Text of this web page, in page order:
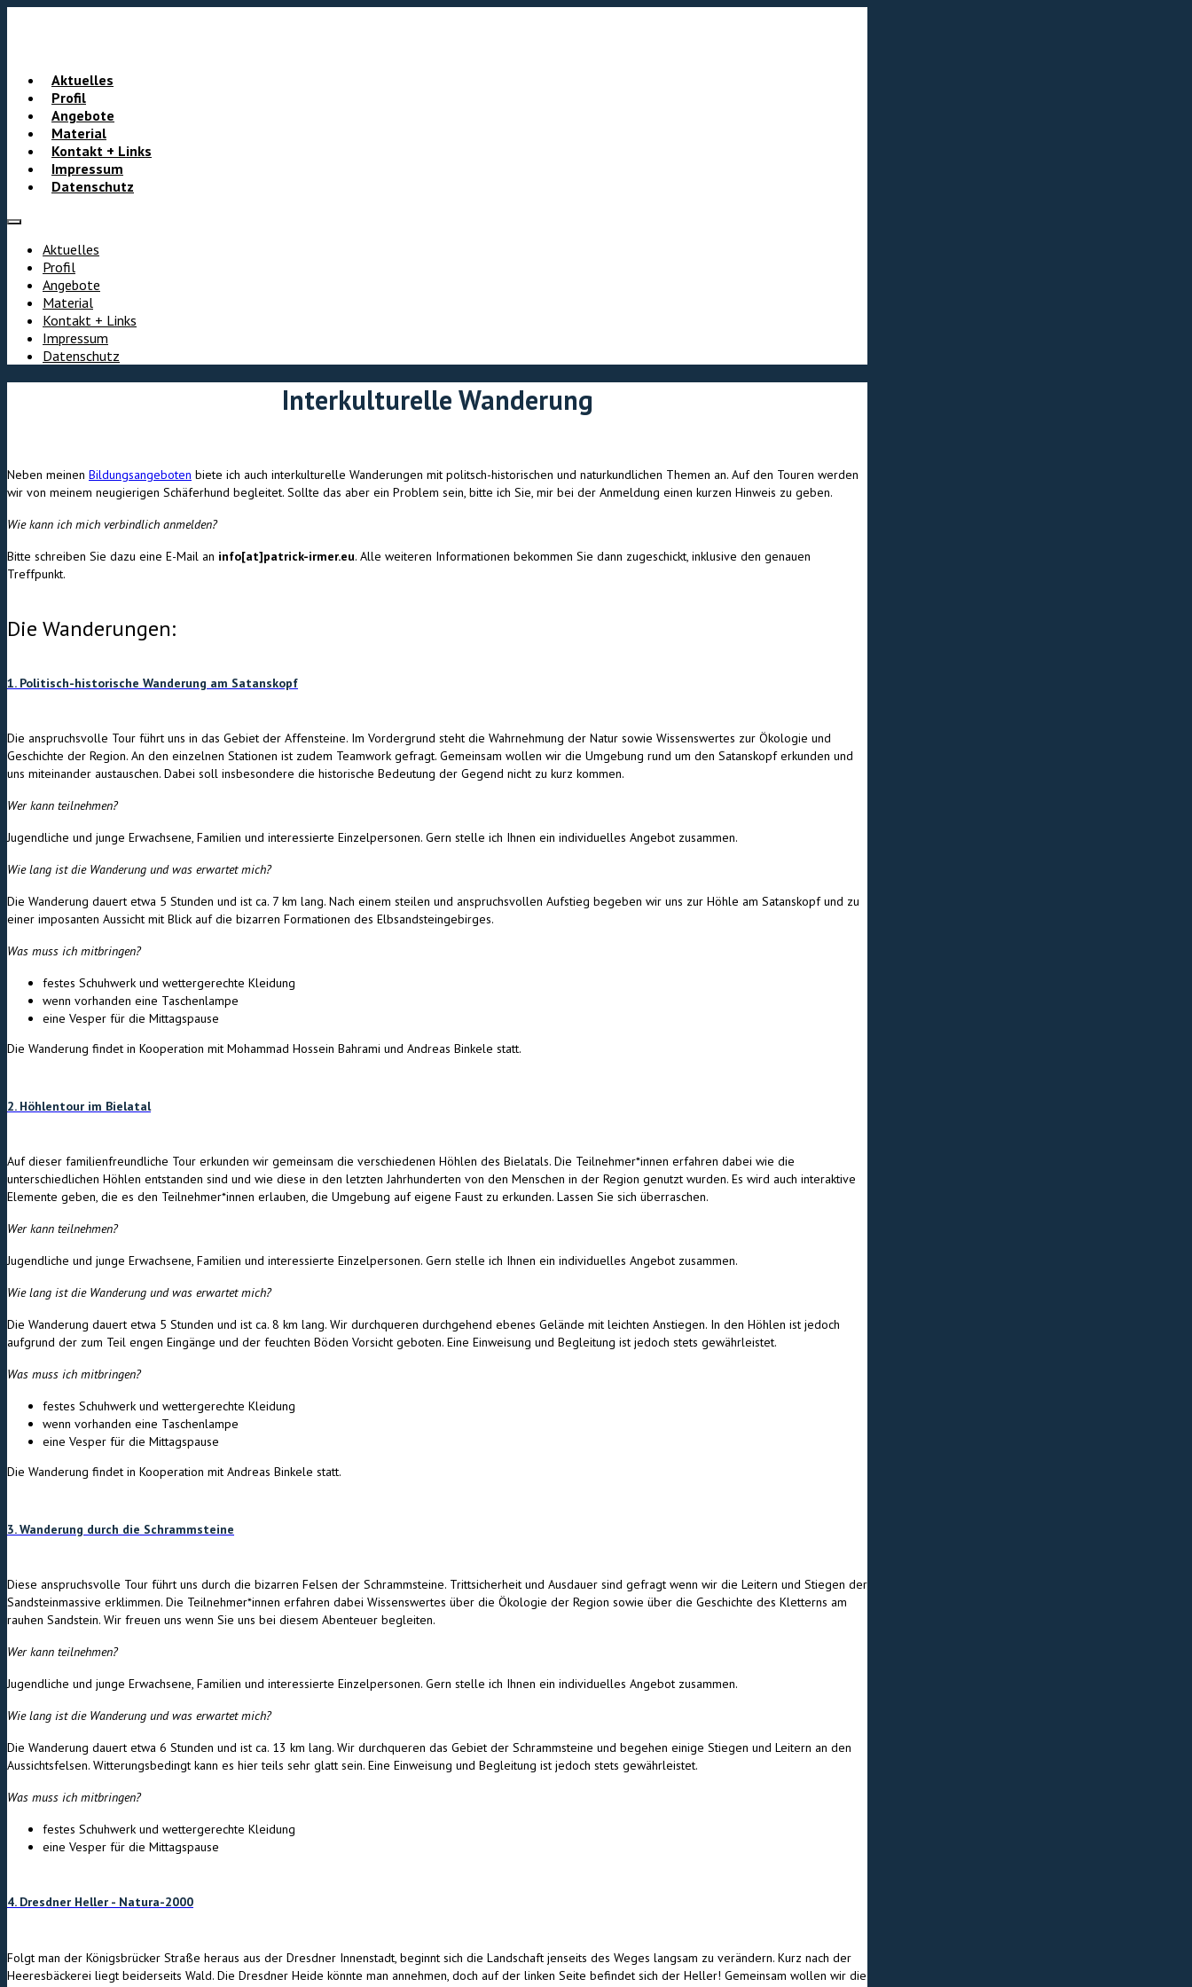
Aktuelles
Profil
Angebote
Material
Kontakt + Links
Impressum
Datenschutz
Aktuelles
Profil
Angebote
Material
Kontakt + Links
Impressum
Datenschutz
Interkulturelle Wanderung
Neben meinen Bildungsangeboten biete ich auch interkulturelle Wanderungen mit politsch-historischen und naturkundlichen Themen an. Auf den Touren werden
wir von meinem neugierigen Schäferhund begleitet. Sollte das aber ein Problem sein, bitte ich Sie, mir bei der Anmeldung einen kurzen Hinweis zu geben.
Wie kann ich mich verbindlich anmelden?
Bitte schreiben Sie dazu eine E-Mail an info[at]patrick-irmer.eu. Alle weiteren Informationen bekommen Sie dann zugeschickt, inklusive den genauen
Treffpunkt.
Die Wanderungen:
1. Politisch-historische Wanderung am Satanskopf
Die anspruchsvolle Tour führt uns in das Gebiet der Affensteine. Im Vordergrund steht die Wahrnehmung der Natur sowie Wissenswertes zur Ökologie und
Geschichte der Region. An den einzelnen Stationen ist zudem Teamwork gefragt. Gemeinsam wollen wir die Umgebung rund um den Satanskopf erkunden und
uns miteinander austauschen. Dabei soll insbesondere die historische Bedeutung der Gegend nicht zu kurz kommen.
Wer kann teilnehmen?
Jugendliche und junge Erwachsene, Familien und interessierte Einzelpersonen. Gern stelle ich Ihnen ein individuelles Angebot zusammen.
Wie lang ist die Wanderung und was erwartet mich?
Die Wanderung dauert etwa 5 Stunden und ist ca. 7 km lang. Nach einem steilen und anspruchsvollen Aufstieg begeben wir uns zur Höhle am Satanskopf und zu
einer imposanten Aussicht mit Blick auf die bizarren Formationen des Elbsandsteingebirges.
Was muss ich mitbringen?
festes Schuhwerk und wettergerechte Kleidung
wenn vorhanden eine Taschenlampe
eine Vesper für die Mittagspause
Die Wanderung findet in Kooperation mit Mohammad Hossein Bahrami und Andreas Binkele statt.
2. Höhlentour im Bielatal
Auf dieser familienfreundliche Tour erkunden wir gemeinsam die verschiedenen Höhlen des Bielatals. Die Teilnehmer*innen erfahren dabei wie die
unterschiedlichen Höhlen entstanden sind und wie diese in den letzten Jahrhunderten von den Menschen in der Region genutzt wurden. Es wird auch interaktive
Elemente geben, die es den Teilnehmer*innen erlauben, die Umgebung auf eigene Faust zu erkunden. Lassen Sie sich überraschen.
Wer kann teilnehmen?
Jugendliche und junge Erwachsene, Familien und interessierte Einzelpersonen. Gern stelle ich Ihnen ein individuelles Angebot zusammen.
Wie lang ist die Wanderung und was erwartet mich?
Die Wanderung dauert etwa 5 Stunden und ist ca. 8 km lang. Wir durchqueren durchgehend ebenes Gelände mit leichten Anstiegen. In den Höhlen ist jedoch
aufgrund der zum Teil engen Eingänge und der feuchten Böden Vorsicht geboten. Eine Einweisung und Begleitung ist jedoch stets gewährleistet.
Was muss ich mitbringen?
festes Schuhwerk und wettergerechte Kleidung
wenn vorhanden eine Taschenlampe
eine Vesper für die Mittagspause
Die Wanderung findet in Kooperation mit Andreas Binkele statt.
3. Wanderung durch die Schrammsteine
Diese anspruchsvolle Tour führt uns durch die bizarren Felsen der Schrammsteine. Trittsicherheit und Ausdauer sind gefragt wenn wir die Leitern und Stiegen der
Sandsteinmassive erklimmen. Die Teilnehmer*innen erfahren dabei Wissenswertes über die Ökologie der Region sowie über die Geschichte des Kletterns am
rauhen Sandstein. Wir freuen uns wenn Sie uns bei diesem Abenteuer begleiten.
Wer kann teilnehmen?
Jugendliche und junge Erwachsene, Familien und interessierte Einzelpersonen. Gern stelle ich Ihnen ein individuelles Angebot zusammen.
Wie lang ist die Wanderung und was erwartet mich?
Die Wanderung dauert etwa 6 Stunden und ist ca. 13 km lang. Wir durchqueren das Gebiet der Schrammsteine und begehen einige Stiegen und Leitern an den
Aussichtsfelsen. Witterungsbedingt kann es hier teils sehr glatt sein. Eine Einweisung und Begleitung ist jedoch stets gewährleistet.
Was muss ich mitbringen?
festes Schuhwerk und wettergerechte Kleidung
eine Vesper für die Mittagspause
4. Dresdner Heller - Natura-2000
Folgt man der Königsbrücker Straße heraus aus der Dresdner Innenstadt, beginnt sich die Landschaft jenseits des Weges langsam zu verändern. Kurz nach der
Heeresbäckerei liegt beiderseits Wald. Die Dresdner Heide könnte man annehmen, doch auf der linken Seite befindet sich der Heller! Gemeinsam wollen wir die